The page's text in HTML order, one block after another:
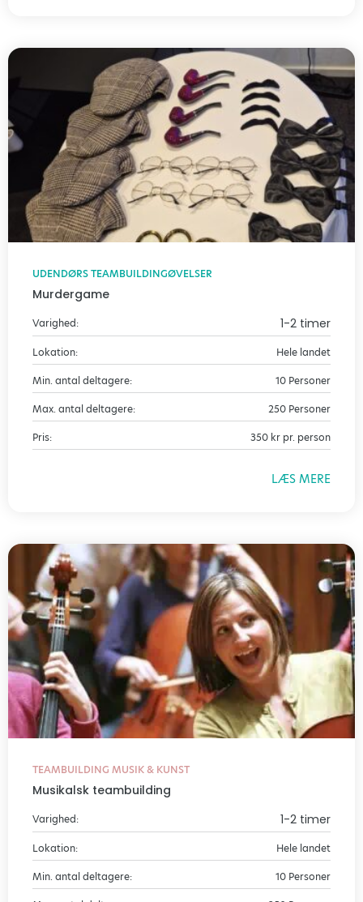
UDENDØRS TEAMBUILDINGØVELSER
Murdergame
Varighed: 1-2 timer
Lokation: Hele landet
Min. antal deltagere: 10 Personer
Max. antal deltagere: 250 Personer
Pris: 350 kr pr. person
LÆS MERE
TEAMBUILDING MUSIK & KUNST
Musikalsk teambuilding
Varighed: 1-2 timer
Lokation: Hele landet
Min. antal deltagere: 10 Personer